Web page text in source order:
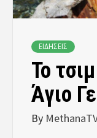
ΕΙΔΗΣΕΙΣ
Το
Άγιο
By